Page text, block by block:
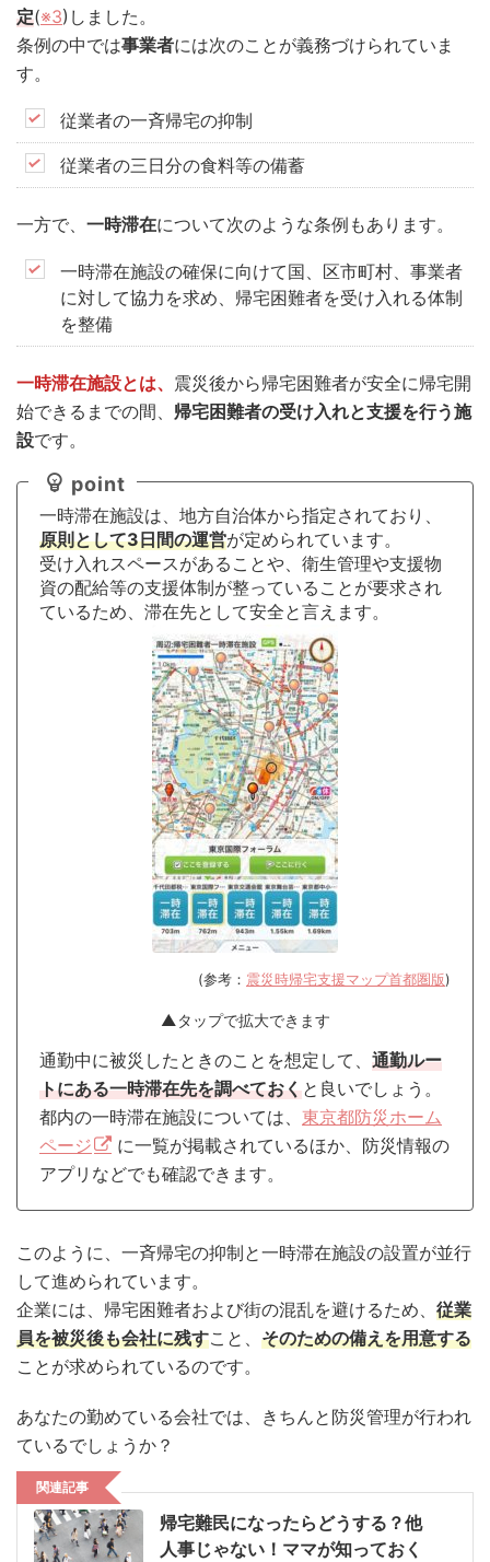
定(※3)しました。
条例の中では事業者には次のことが義務づけられていま
す。
従業者の一斉帰宅の抑制
従業者の三日分の食料等の備蓄
一方で、 一時滞在について次のような条例もあります。
一時滞在施設の確保に向けて国、区市町村、事業者
に対して協力を求め、帰宅困難者を受け入れる体制
を整備
一時滞在施設とは、 震災後から帰宅困難者が安全に帰宅開
始できるまでの間、 帰宅困難者の受け入れと支援を行う施
設です。
point
一時滞在施設は、地方自治体から指定されており、
原則として3日間の運営が定められています。
受け入れスペースがあることや、衛生管理や支援物
資の配給等の支援体制が整っていることが要求され
ているため、滞在先として安全と言えます。
(参考： 震災時帰宅支援マップ首都圏版)
▲タップで拡大できます
通勤中に被災したときのことを想定して、 通勤ルー
トにある一時滞在先を調べておくと良いでしょう。
都内の一時滞在施設については、 東京都防災ホーム
ページ
に一覧が掲載されているほか、防災情報の
アプリなどでも確認できます。
このように、一斉帰宅の抑制と一時滞在施設の設置が並行
して進められています。
企業には、帰宅困難者および街の混乱を避けるため、 従業
員を被災後も会社に残すこと、 そのための備えを用意する
ことが求められているのです。
あなたの勤めている会社では、きちんと防災管理が行われ
ているでしょうか？
関連記事
帰宅難民になったらどうする？他
人事じゃない！ママが知っておく